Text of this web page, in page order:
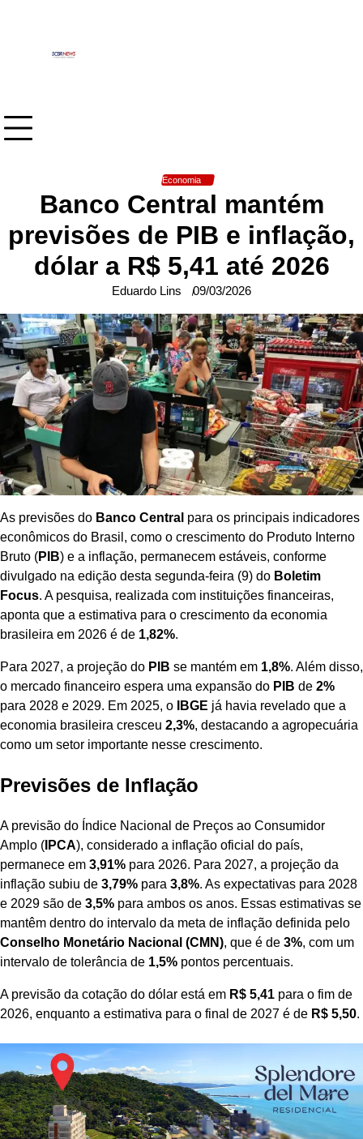
Economia
Banco Central mantém
previsões de PIB e inflação,
dólar a R$ 5,41 até 2026
Eduardo Lins 09/03/2026
As previsões do Banco Central para os principais indicadores
econômicos do Brasil, como o crescimento do Produto Interno
Bruto (PIB) e a inflação, permanecem estáveis, conforme
divulgado na edição desta segunda-feira (9) do Boletim
Focus. A pesquisa, realizada com instituições financeiras,
aponta que a estimativa para o crescimento da economia
brasileira em 2026 é de 1,82%.
Para 2027, a projeção do PIB se mantém em 1,8%. Além disso,
o mercado financeiro espera uma expansão do PIB de 2%
para 2028 e 2029. Em 2025, o
IBGE já havia revelado que a
economia brasileira cresceu 2,3%, destacando a agropecuária
como um setor importante nesse crescimento.
Previsões de Inflação
A previsão do Índice Nacional de Preços ao Consumidor
Amplo ( IPCA), considerado a inflação oficial do país,
permanece em 3,91% para 2026. Para 2027, a projeção da
inflação subiu de 3,79% para 3,8%. As expectativas para 2028
e 2029 são de 3,5% para ambos os anos. Essas estimativas se
mantêm dentro do intervalo da meta de inflação definida pelo
Conselho Monetário Nacional (CMN), que é de 3%, com um
intervalo de tolerância de 1,5% pontos percentuais.
A previsão da cotação do dólar está em R$ 5,41 para o fim de
2026, enquanto a estimativa para o final de 2027 é de R$ 5,50.